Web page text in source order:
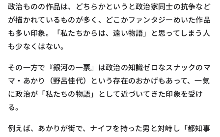
政治ものの作品は、どちらかというと政治家同士の抗争など
が描かれているものが多く、どこかファンタジーめいた作品
も多い印象。「私たちからは、遠い物語」と思ってしまう人
も少なくはない。
その一方で『銀河の一票』は政治の知識ゼロなスナックのマ
マ・あかり（野呂佳代）という存在のおかげもあって、一気
に政治が「私たちの物語」として近づいてきた印象を受け
る。
例えば、あかりが街で、ナイフを持った男と対峙し「都知事